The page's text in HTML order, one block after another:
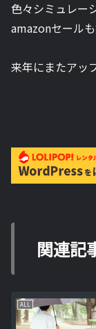
色々シミュレー
amazonセール
来年にまたアッ
関連記
ALL